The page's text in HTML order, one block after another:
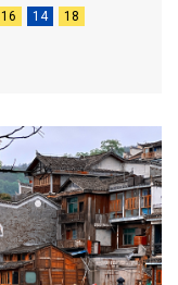
16 14 18